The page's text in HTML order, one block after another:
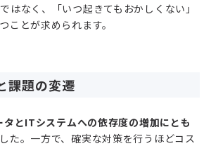
はなく、「いつ起きてもおかしくない」
ことが求められます。
課題の変遷
タとITシステムへの依存度の増加にとも
た。一方で、確実な対策を行うほどコス